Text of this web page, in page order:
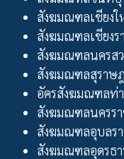
สังฆมณฑลเชียงใ
สังฆมณฑลเชียงร
สังฆมณฑลนครสว
สังฆมณฑลสุราษ
อัครสังฆมณฑลท่
สังฆมณฑลนครร
สังฆมณฑลอุบลร
สังฆมณฑลอุดรธ